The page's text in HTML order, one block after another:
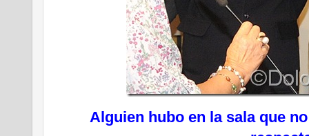
Alguien hubo en la sala que